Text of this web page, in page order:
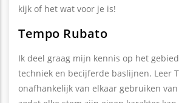
kijk of het wat voor je is!
Tempo Rubato
Ik deel graag mijn kennis op het
techniek en becijferde baslijnen. Leer
onafhankelijk van elkaar gebruiken